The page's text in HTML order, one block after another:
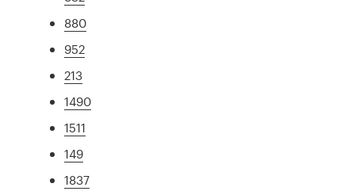
880
952
213
1490
1511
149
1837